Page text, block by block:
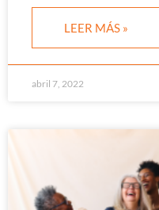
LEER MÁS »
abril 7, 2022